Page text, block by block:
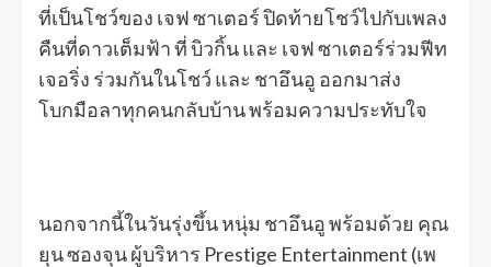
ที่เป็นโชว์ของ เจฟ ซาเตอร์ ปิดท้ายโชว์ไปกับเพลง
คืนที่ดาวเต็มฟ้า ที่ บิวกิ้น และ เจฟ ซาเตอร์ร่วมฟีท
เจอริ่ง ร่วมกันในโชว์ และ ชาอึนอู ออกมาส่ง
โบกมือลาทุกคนกลับบ้าน พร้อมความประทับใจ
นอกจากนี้ในวันรุ่งขึ้น หนุ่ม ชาอึนอู พร้อมด้วย คุณ
ยุน ซองจุน ผู้บริหาร Prestige Entertainment (เพ